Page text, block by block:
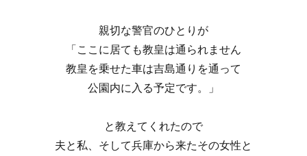
親切な警官のひとりが
「ここに居ても教皇は通られません
教皇を乗せた車は吉島通りを通って
公園内に入る予定です。」
と教えてくれたので
夫と私、そして兵庫から来たその女性と